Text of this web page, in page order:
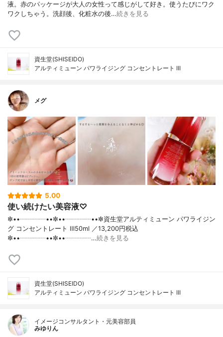
液。赤のパッケージが大人の女性って感じがして好き。使うたびにワク
ワクしちゃう。洗顔後、化粧水の後…続きを見る
資生堂(SHISEIDO)
アルティミューン パワライジング コンセントレート III
メグ
5.00
使い続けたい美容液♡
✼••┈┈┈┈••✼••┈┈┈┈••✼資生堂アルティミューン パワライジン
グ コンセントレート Ⅲ50ml ／13,200円税込
✼••┈┈┈┈••✼••┈┈┈┈…続きを見る
資生堂(SHISEIDO)
アルティミューン パワライジング コンセントレート III
イメージコンサルタント・元美容部員
みゆりん